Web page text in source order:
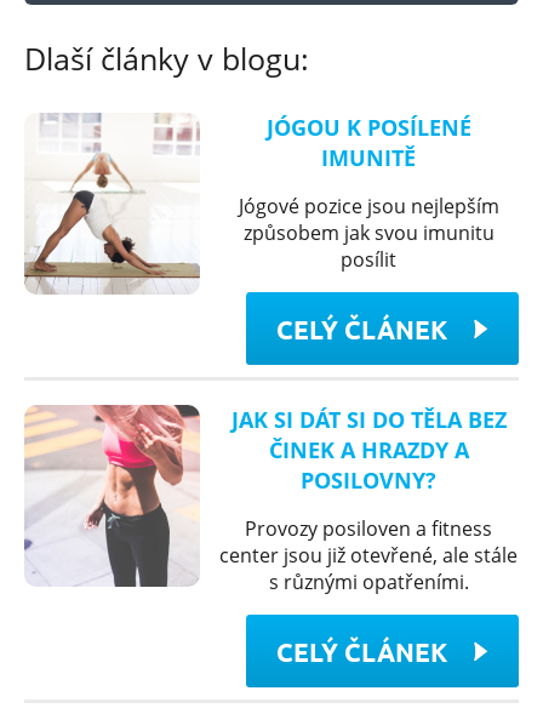
Dlaší články v blogu:
JÓGOU K POSÍLENÉ
IMUNITĚ
Jógové pozice jsou nejlepším
způsobem jak svou imunitu
posílit
CELÝ ČLÁNEK
JAK SI DÁT SI DO TĚLA BEZ
ČINEK A HRAZDY A
POSILOVNY?
Provozy posiloven a fitness
center jsou již otevřené, ale stále
s různými opatřeními.
CELÝ ČLÁNEK